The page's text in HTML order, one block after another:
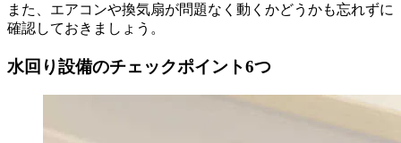
また、エアコンや換気扇が問題なく動くかどうかも忘れずに
確認しておきましょう。
水回り設備のチェックポイント6つ